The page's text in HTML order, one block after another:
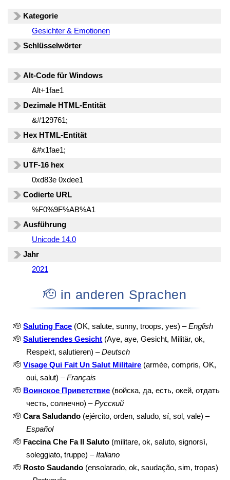
Kategorie
Gesichter & Emotionen
Schlüsselwörter
Alt-Code für Windows
Alt+1fae1
Dezimale HTML-Entität
&#129761;
Hex HTML-Entität
&#x1fae1;
UTF-16 hex
0xd83e 0xdee1
Codierte URL
%F0%9F%AB%A1
Ausführung
Unicode 14.0
Jahr
2021
🫡 in anderen Sprachen
🫡 Saluting Face (OK, salute, sunny, troops, yes) –English
🫡 Salutierendes Gesicht (Aye, aye, Gesicht, Militär, ok,
Respekt, salutieren) –Deutsch
🫡 Visage Qui Fait Un Salut Militaire (armée, compris, OK,
oui, salut) –Français
🫡 Воинское Приветствие (войска, да, есть, окей, отдать
честь, солнечно) –Русский
🫡 Cara Saludando (ejército, orden, saludo, sí, sol, vale) –
Español
🫡 Faccina Che Fa Il Saluto (militare, ok, saluto, signorsì,
soleggiato, truppe) –Italiano
🫡 Rosto Saudando (ensolarado, ok, saudação, sim, tropas)